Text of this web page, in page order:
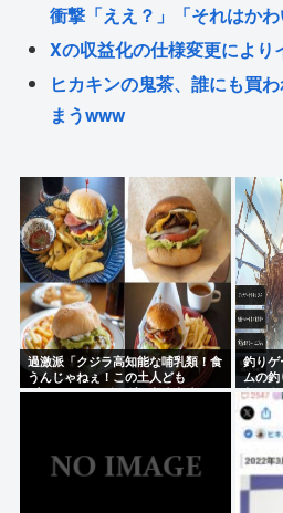
衝撃「ええ？」「それはかわ
Xの収益化の仕様変更によ
ヒカキンの鬼茶、誰にも買
まうwww
した。」
【画像】坂口杏里、逃走して
カスまで晒されるwww
Powered by livedoor 相互RSS
過激派「クジラ高知能な哺乳類！食
うんじゃねぇ！この土人ども
が！！」ハンバーガーもぐもぐ
釣りゲ
ムの釣
ないん